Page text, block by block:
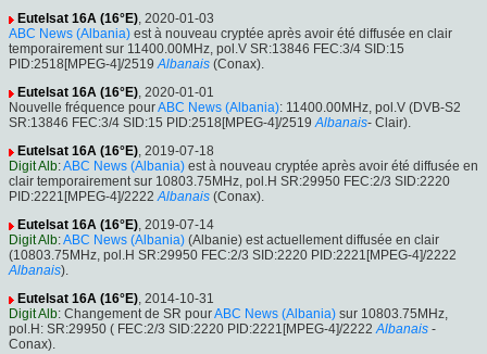
Eutelsat 16A (16°E), 2020-01-03
ABC News (Albania) est à nouveau cryptée après avoir été diffusée en clair
temporairement sur 11400.00MHz, pol.V SR:13846 FEC:3/4 SID:15
PID:2518[MPEG-4]/2519 Albanais (Conax).
Eutelsat 16A (16°E), 2020-01-01
Nouvelle fréquence pourABC News (Albania): 11400.00MHz, pol.V (DVB-S2
SR:13846 FEC:3/4 SID:15 PID:2518[MPEG-4]/2519 Albanais- Clair).
Eutelsat 16A (16°E), 2019-07-18
Digit Alb:ABC News (Albania) est à nouveau cryptée après avoir été diffusée en
clair temporairement sur 10803.75MHz, pol.H SR:29950 FEC:2/3 SID:2220
PID:2221[MPEG-4]/2222 Albanais (Conax).
Eutelsat 16A (16°E), 2019-07-14
Digit Alb:ABC News (Albania) (Albanie) est actuellement diffusée en clair
(10803.75MHz, pol.H SR:29950 FEC:2/3 SID:2220 PID:2221[MPEG-4]/2222
Albanais).
Eutelsat 16A (16°E), 2014-10-31
Digit Alb: Changement de SR pourABC News (Albania) sur 10803.75MHz,
pol.H: SR:29950 ( FEC:2/3 SID:2220 PID:2221[MPEG-4]/2222 Albanais -
Conax).